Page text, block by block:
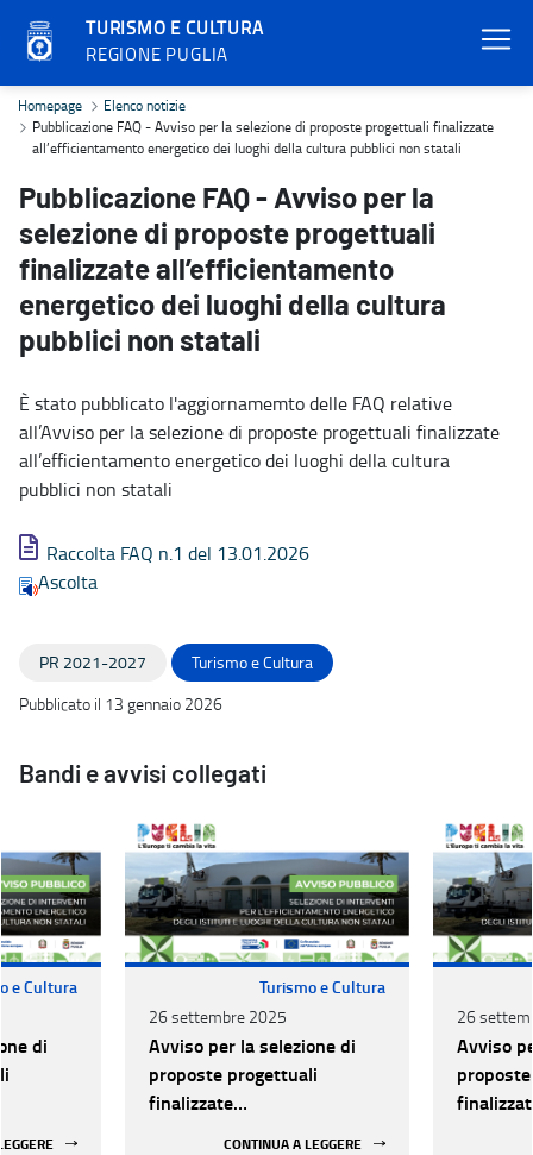
TURISMO E CULTURA
REGIONE PUGLIA
Pubblicazione FAQ - Avviso per la selezione di proposte
Homepage
Elenco notizie
Pubblicazione FAQ - Avviso per la selezione di proposte progettuali finalizzate
all’efficientamento energetico dei luoghi della cultura pubblici non statali
Pubblicazione FAQ - Avviso per la
selezione di proposte progettuali
finalizzate all’efficientamento
energetico dei luoghi della cultura
pubblici non statali
È stato pubblicato l'aggiornamemto delle FAQ relative
all’Avviso per la selezione di proposte progettuali finalizzate
all’efficientamento energetico dei luoghi della cultura
pubblici non statali
Raccolta FAQ n.1 del 13.01.2026
Ascolta
PR 2021-2027
Turismo e Cultura
Pubblicato il 13 gennaio 2026
Bandi e avvisi collegati
e Cultura
di
Turismo e Cultura
26 settembre 2025
Avviso per la selezione di
proposte progettuali
finalizzate
CONTINUA A LEGGERE
26
Avviso